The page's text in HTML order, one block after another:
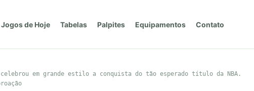
Jogos de Hoje Tabelas Palpites Equipamentos Contato
celebrou em grande estilo a conquista do tão esperado título da NBA.